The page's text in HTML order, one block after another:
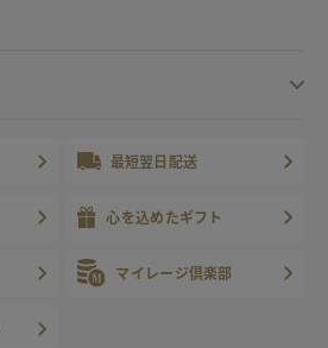
最短翌日配送
心を込めたギフト
マイレージ倶楽部